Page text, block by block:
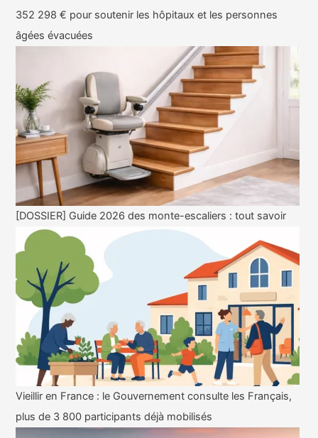
352 298 € pour soutenir les hôpitaux et les personnes
âgées évacuées
[DOSSIER] Guide 2026 des monte-escaliers : tout savoir
Vieillir en France : le Gouvernement consulte les Français,
plus de 3 800 participants déjà mobilisés